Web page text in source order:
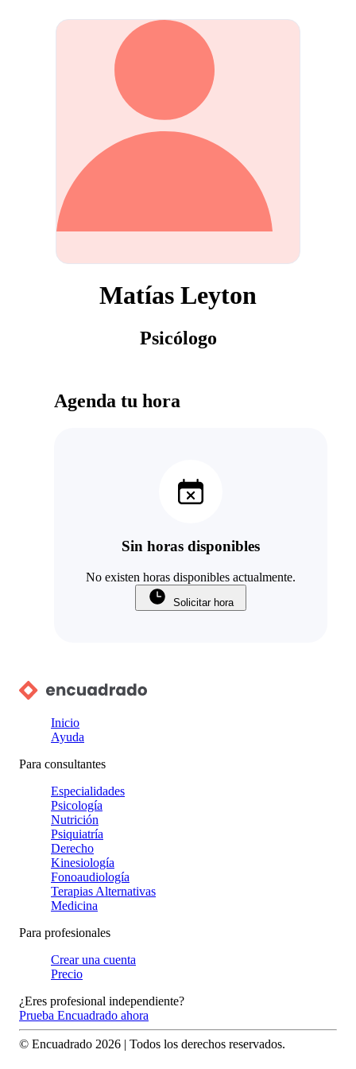
Matías Leyton
Psicólogo
Agenda tu hora
Sin horas disponibles
No existen horas disponibles actualmente.
Solicitar hora
Inicio
Ayuda
Para consultantes
Especialidades
Psicología
Nutrición
Psiquiatría
Derecho
Kinesiología
Fonoaudiología
Terapias Alternativas
Medicina
Para profesionales
Crear una cuenta
Precio
¿Eres profesional independiente?
Prueba Encuadrado ahora
© Encuadrado 2026 | Todos los derechos reservados.